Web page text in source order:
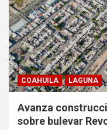
COAHUILA LAGUNA
Avanza
sobre bulevar